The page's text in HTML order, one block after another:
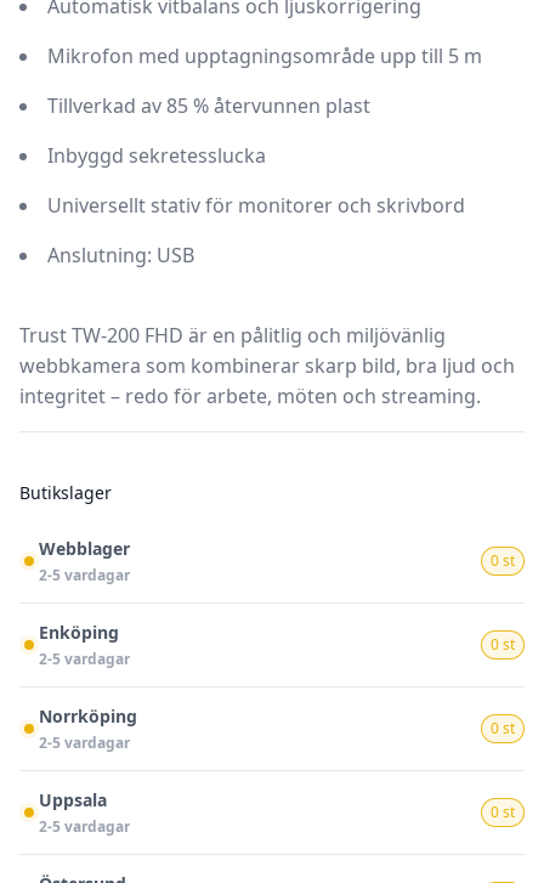
Automatisk vitbalans och ljuskorrigering
Mikrofon med upptagningsområde upp till 5 m
Tillverkad av 85 % återvunnen plast
Inbyggd sekretesslucka
Universellt stativ för monitorer och skrivbord
Anslutning: USB
Trust TW-200 FHD är en pålitlig och miljövänlig
webbkamera som kombinerar skarp bild, bra ljud och
integritet – redo för arbete, möten och streaming.
Butikslager
Webblager
2-5 vardagar
0 st
Enköping
2-5 vardagar
0 st
Norrköping
2-5 vardagar
0 st
Uppsala
2-5 vardagar
0 st